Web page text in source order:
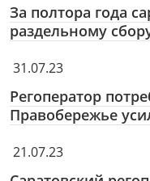
За полтора года
раздельному
31.07.23
Регоператор
Правобережье
21.07.23